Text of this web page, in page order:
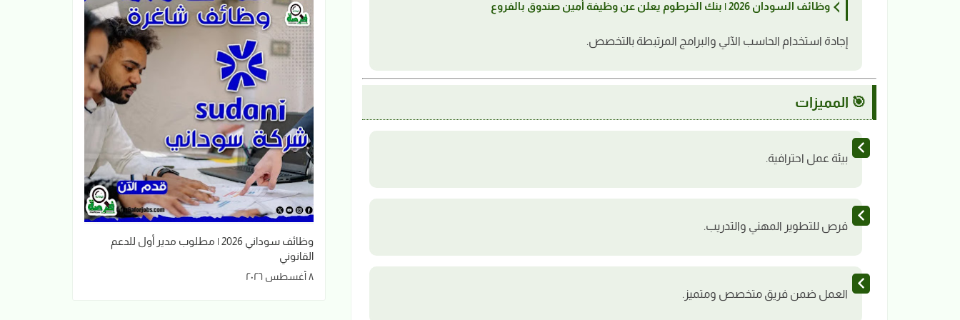
وظائف السودان 2026 | بنك الخرطوم يعلن عن وظيفة أمين صندوق بالفروع
إجادة استخدام الحاسب الآلي والبرامج المرتبطة بالتخصص.
🎯 المميزات
بيئة عمل احترافية.
فرص للتطوير المهني والتدريب.
العمل ضمن فريق متخصص ومتميز.
وظائف سوداني 2026 | مطلوب مدير أول للدعم
القانوني
٨ أغسطس ٢٠٢٦